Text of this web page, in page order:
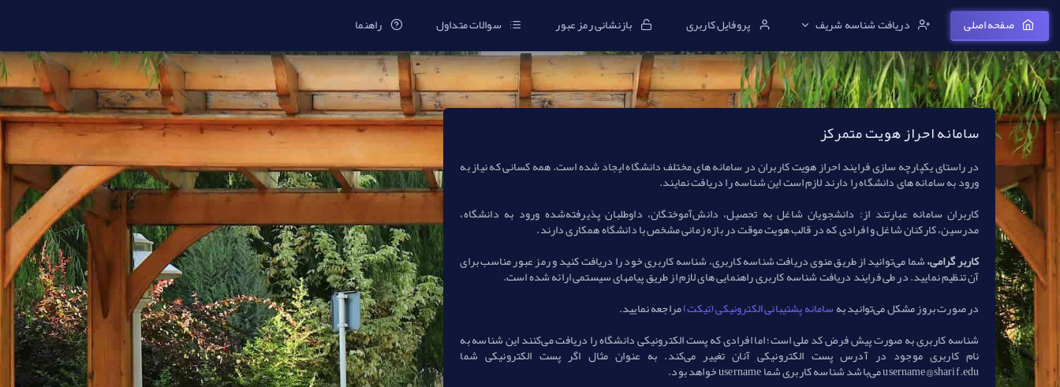
صفحه اصلی دریافت شناسه شریف پروفایل کاربری بازنشانی رمز عبور سوالات متداول راهنما
سامانه احراز هویت متمرکز
در راستای یكپارچه سازی فرایند احراز هویت كاربران در سامانه های مختلف دانشگاه ایجاد شده است. همه كسانی كه نیاز به
ورود به سامانه های دانشگاه را دارند لازم است این شناسه را دریافت نمایند.
كاربران سامانه عبارتند از: دانشجویان شاغل به تحصیل، دانش‌آموختگان، داوطلبان پذیرفته‌شده ورود به دانشگاه،
مدرسین، كاركنان شاغل و افرادی كه در قالب هویت موقت در بازه زمانی مشخص با دانشگاه همكاری دارند.
کاربر گرامی،شما می‌توانید از طریق منوی دریافت شناسه کاربری، شناسه کاربری خود را دریافت كنید و رمز عبور مناسب برای
آن تنظیم نمایید. در طی فرایند دریافت شناسه کاربری راهنمایی های لازم از طریق پیامهای سیستمی ارائه شده است.
در صورت بروز مشكل می‌توانید بهسامانه پشتیبانی الکترونیکی (تیکت)مراجعه نمایید.
شناسه کاربری به صورت پیش فرض کد ملی است؛ اما افرادی كه پست الكترونیكی دانشگاه را دریافت می‌كنند این شناسه به
نام كاربری موجود در آدرس پست الكترونیكی آنان تغییر می‌كند. به عنوان مثال اگر پست الكترونیكی شما
username@sharif.edu می‌باشد شناسه کاربری شما username خواهد بود.